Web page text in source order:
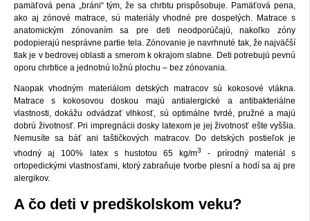
pamäťová pena „bráni“ tým, že sa chrbtu prispôsobuje. Pamäťová pena,
ako aj zónové matrace, sú materiály vhodné pre dospelých. Matrace s
anatomickým zónovaním sa pre deti neodporúčajú, nakoľko zóny
podopierajú nesprávne partie tela. Zónovanie je navrhnuté tak, že najväčší
tlak je v bedrovej oblasti a smerom k okrajom slabne. Deti potrebujú pevnú
oporu chrbtice a jednotnú ložnú plochu – bez zónovania.
Naopak vhodným materiálom detských matracov sú kokosové vlákna.
Matrace s kokosovou doskou majú antialergické a antibakteriálne
vlastnosti, dokážu odvádzať vlhkosť, sú optimálne tvrdé, pružné a majú
dobrú životnosť. Pri impregnácii dosky latexom je jej životnosť ešte vyššia.
Nemusíte sa báť ani taštičkových matracov. Do detských postieľok je
vhodný aj 100% latex s hustotou 65 kg/m3
- prírodný materiál s
ortopedickými vlastnosťami, ktorý zabraňuje tvorbe plesní a hodí sa aj pre
alergikov.
A čo deti v predškolskom veku?